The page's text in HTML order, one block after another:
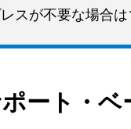
スが不要な場合は
ート・ベ